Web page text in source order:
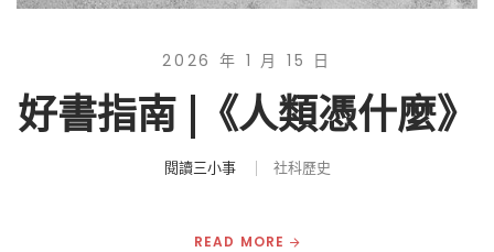
2026 年 1 月 15 日
好書指南 |《人類憑什麼》
閱讀三小事 社科歷史
READ MORE